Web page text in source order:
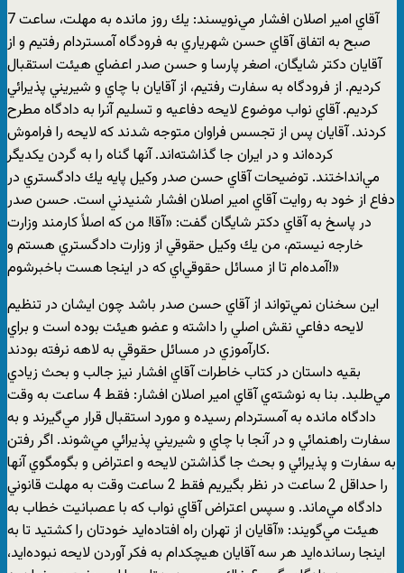
آقاي امير اصلان افشار مي‌نويسند: يك روز مانده به مهلت، ساعت 7
صبح به اتفاق آقاي حسن شهرياري به فرودگاه آمستردام رفتيم و از
آقايان دكتر شايگان، اصغر پارسا و حسن صدر اعضاي هيئت استقبال
كرديم. از فرودگاه به سفارت رفتيم، از آقايان با چاي و شيريني پذيرائي
كرديم. آقاي نواب موضوع لايحه دفاعيه و تسليم آنرا به دادگاه مطرح
كردند. آقايان پس از تجسس فراوان متوجه شدند كه لايحه را فراموش
كرده‌اند و در ايران جا گذاشته‌اند. آنها گناه را به گردن يكديگر
مي‌انداختند. توضيحات آقاي حسن صدر وكيل پايه يك دادگستري در
دفاع از خود به روايت آقاي امير اصلان افشار شنيدني است. حسن صدر
در پاسخ به آقاي دكتر شايگان گفت: «آقا! من كه اصلاً كارمند وزارت
خارجه نيستم، من يك وكيل حقوقي از وزارت دادگستري هستم و
آمده‌ام تا از مسائل حقوقي‌اي كه در اينجا هست باخبرشوم!»
اين سخنان نمي‌تواند از آقاي حسن صدر باشد چون ايشان در تنظيم
لايحه دفاعي نقش اصلي را داشته و عضو هيئت بوده است و براي
كارآموزي در مسائل حقوقي به لاهه نرفته بودند.
بقيه داستان در كتاب خاطرات آقاي افشار نيز جالب و بحث زيادي
مي‌طلبد. بنا به نوشته‌ي آقاي امير اصلان افشار: فقط 4 ساعت به وقت
دادگاه مانده به آمستردام رسيده و مورد استقبال قرار مي‌گيرند و به
سفارت راهنمائي و در آنجا با چاي و شيريني پذيرائي مي‌شوند. اگر رفتن
به سفارت و پذيرائي و بحث جا گذاشتن لايحه و اعتراض و بگومگوي آنها
را حداقل 2 ساعت در نظر بگيريم فقط 2 ساعت وقت به مهلت قانوني
دادگاه مي‌ماند. و سپس اعتراض آقاي نواب كه با عصبانيت خطاب به
هيئت مي‌گويند: «آقايان از تهران راه افتاده‌ايد خودتان را كشتيد تا به
اينجا رسانده‌ايد هر سه آقايان هيچكدام به فكر آوردن لايحه نبوده‌ايد،